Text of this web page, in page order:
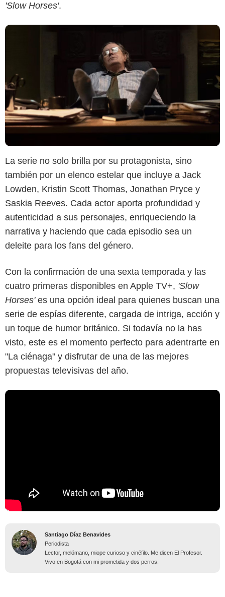
'Slow Horses'.
La serie no solo brilla por su protagonista, sino
también por un elenco estelar que incluye a Jack
Lowden, Kristin Scott Thomas, Jonathan Pryce y
Saskia Reeves. Cada actor aporta profundidad y
autenticidad a sus personajes, enriqueciendo la
narrativa y haciendo que cada episodio sea un
deleite para los fans del género.
Con la confirmación de una sexta temporada y las
cuatro primeras disponibles en Apple TV+, 'Slow
Horses' es una opción ideal para quienes buscan una
serie de espías diferente, cargada de intriga, acción y
un toque de humor británico. Si todavía no la has
visto, este es el momento perfecto para adentrarte en
"La ciénaga" y disfrutar de una de las mejores
propuestas televisivas del año.
Santiago Díaz Benavides
Periodista
Lector, melómano, miope curioso y cinéfilo. Me dicen El Profesor.
Vivo en Bogotá con mi prometida y dos perros.